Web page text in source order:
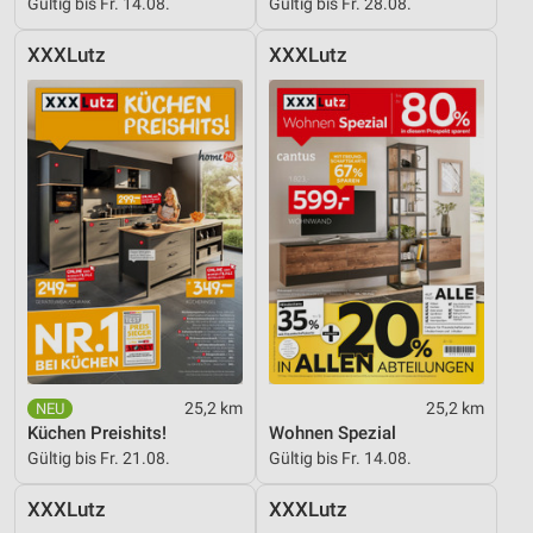
XXXLutz
25,2 km
Küchen Preishits!
Gültig bis Fr. 21.08.
XXXLutz
25,2 km
Wohnen Spezial
Gültig bis Fr. 14.08.
XXXLutz XXXLutz
Messung der Werbeleistung
Messung der Performance von Inhalten
Analyse von Zielgruppen durch Statistiken oder
Kombinationen von Daten aus verschiedenen
Quellen
Entwicklung und Verbesserung der Angebote
Verwendung reduzierter Daten zur Auswahl von
Inhalten
IAB-Besonderheiten:
Verwendung genauer Standortdaten
Geräte anhand von aktiv angeforderten
Informationen identifizieren
Notwendig